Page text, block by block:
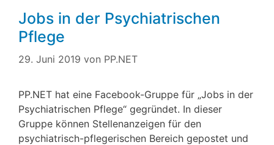
Jobs in der Psychiatrischen
Pflege
29. Juni 2019 von PP.NET
PP.NET hat eine Facebook-Gruppe für „Jobs in der
Psychiatrischen Pflege“ gegründet. In dieser
Gruppe können Stellenanzeigen für den
psychiatrisch-pflegerischen Bereich gepostet und